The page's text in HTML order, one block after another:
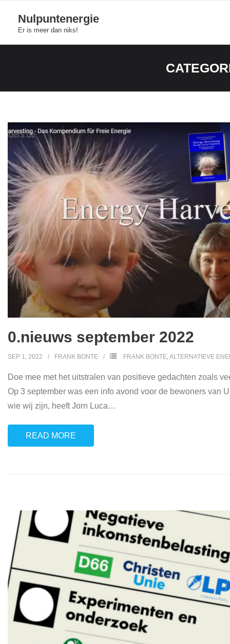
content
Nulpuntenergie
Er is meer dan niks!
0.nieuws september 2022
SEP 1, 2022 FRANK BONTE .FRANK BONTE,ALTERNATIEVE
Doe mee met het uitstralen van positieve gedachten zoals
Op 3 september was een info avond voor de bewoners van
wie wij zijn, heeft Jorn Luca…
READ MORE